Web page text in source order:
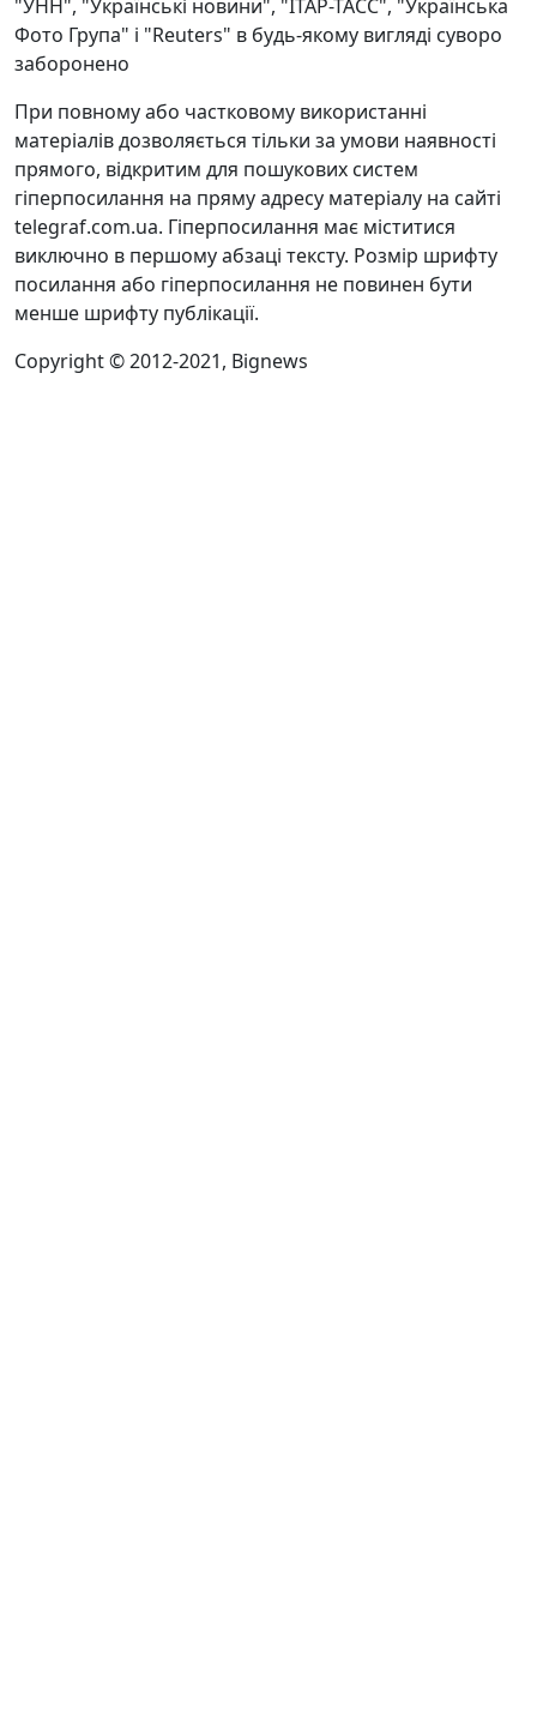
"УНН", "Українські новини", "ІТАР-ТАСС", "Українська
Фото Група" і "Reuters" в будь-якому вигляді суворо
заборонено
При повному або частковому використанні
матеріалів дозволяється тільки за умови наявності
прямого, відкритим для пошукових систем
гіперпосилання на пряму адресу матеріалу на сайті
telegraf.com.ua. Гіперпосилання має міститися
виключно в першому абзаці тексту. Розмір шрифту
посилання або гіперпосилання не повинен бути
менше шрифту публікації.
Copyright © 2012-2021, Bignews